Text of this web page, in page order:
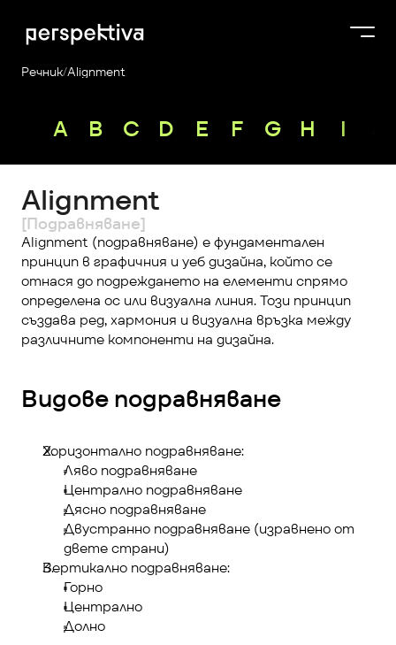
Продукти
За нас
Perspektiva Plus
Речник/Alignment
A B C D E F G H I
Alignment
[Подравняване]
Alignment (подравняване) е фундаментален
принцип в графичния и уеб дизайна, който се
отнася до подреждането на елементи спрямо
определена ос или визуална линия. Този принцип
създава ред, хармония и визуална връзка между
различните компоненти на дизайна.
Видове подравняване
Хоризонтално подравняване:
Ляво подравняване
Централно подравняване
Дясно подравняване
Двустранно подравняване (изравнено от
двете страни)
Вертикално подравняване:
Горно
Централно
Долно